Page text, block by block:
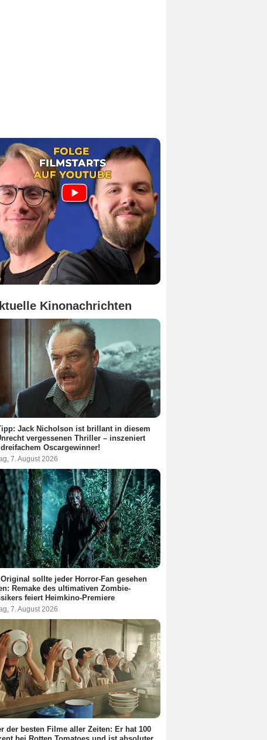
Kinonachrichten
Jack Nicholson ist brillant in diesem
vergessenen Thriller – inszeniert
Oscargewinner!
7. August 2026
Original sollte jeder Horror-Fan gesehen
Remake des ultimativen Zombie-
feiert Heimkino-Premiere
7. August 2026
der besten Filme aller Zeiten: Er hat 100